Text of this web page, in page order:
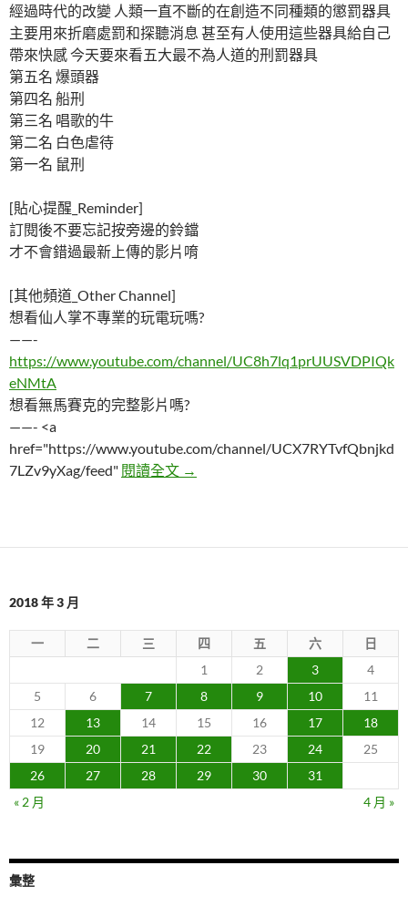
經過時代的改變 人類一直不斷的在創造不同種類的懲罰器具
主要用來折磨處罰和探聽消息 甚至有人使用這些器具給自己
帶來快感 今天要來看五大最不為人道的刑罰器具
第五名 爆頭器
第四名 船刑
第三名 唱歌的牛
第二名 白色虐待
第一名 鼠刑
[貼心提醒_Reminder]
訂閱後不要忘記按旁邊的鈴鐺
才不會錯過最新上傳的影片唷
[其他頻道_Other Channel]
想看仙人掌不專業的玩電玩嗎?
——-
https://www.youtube.com/channel/UC8h7lq1prUUSVDPIQk
eNMtA
想看無馬賽克的完整影片嗎?
——- <a
href="https://www.youtube.com/channel/UCX7RYTvfQbnjkd
7LZv9yXag/feed" 閱讀全文 五大讓人無法想像的古代刑罰器具
→
2018 年 3 月
一 二 三 四 五 六
日
1
2 3
4
5
6 7 8 9 10
11
12
13 14 15 16 17
18
19
20 21 22 23 24
25
26
27 28 29 30
31
« 2 月
4 月 »
彙整